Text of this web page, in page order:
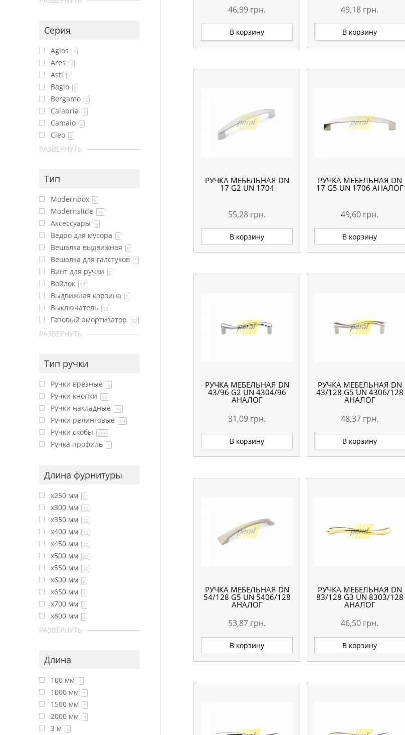
46,99 грн.
В корзину
49,18 грн.
В корзину
РУЧКА МЕБЕЛЬНАЯ DN
17 G2 UN 1704
55,28 грн.
В корзину
РУЧКА МЕБЕЛЬНАЯ DN
17 G5 UN 1706 АНАЛОГ
49,60 грн.
В корзину
РУЧКА МЕБЕЛЬНАЯ DN
43/96 G2 UN 4304/96
АНАЛОГ
31,09 грн.
В корзину
РУЧКА МЕБЕЛЬНАЯ DN
43/128 G5 UN 4306/128
АНАЛОГ
48,37 грн.
В корзину
РУЧКА МЕБЕЛЬНАЯ DN
54/128 G5 UN 5406/128
АНАЛОГ
53,87 грн.
В корзину
РУЧКА МЕБЕЛЬНАЯ DN
83/128 G3 UN 8303/128
АНАЛОГ
46,50 грн.
В корзину
Серия
Agios 1
Ares 4
Asti 1
Bagio 2
Bergamo 6
Calabria 5
Camaio 6
Cleo 4
РАЗВЕРНУТЬ
Тип
Modernbox 6
Modernslide 15
Аксессуары 5
Ведро для мусора 4
Вешалка выдвижная 9
Вешалка для галстуков 1
Винт для ручки 6
Войлок 17
Выдвижная корзина 5
Выключатель 13
Газовый амортизатор 32
РАЗВЕРНУТЬ
Тип ручки
Ручки врезные 5
Ручки кнопки 35
Ручки накладные 16
Ручки релинговые 19
Ручки скобы 206
Ручка профиль 1
Длина фурнитуры
x250 мм 6
x300 мм 13
x350 мм 12
x400 мм 12
x450 мм 17
x500 мм 22
x550 мм 10
x600 мм 4
x650 мм 1
x700 мм 3
x800 мм 2
РАЗВЕРНУТЬ
Длина
100 мм 1
1000 мм 1
1500 мм 2
2000 мм 3
3 м 5